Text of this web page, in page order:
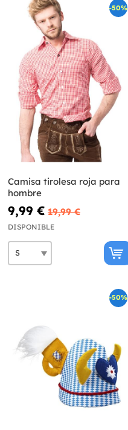
-50%
Camisa tirolesa roja para
hombre
9,99 € 19,99 €
DISPONIBLE
-50%